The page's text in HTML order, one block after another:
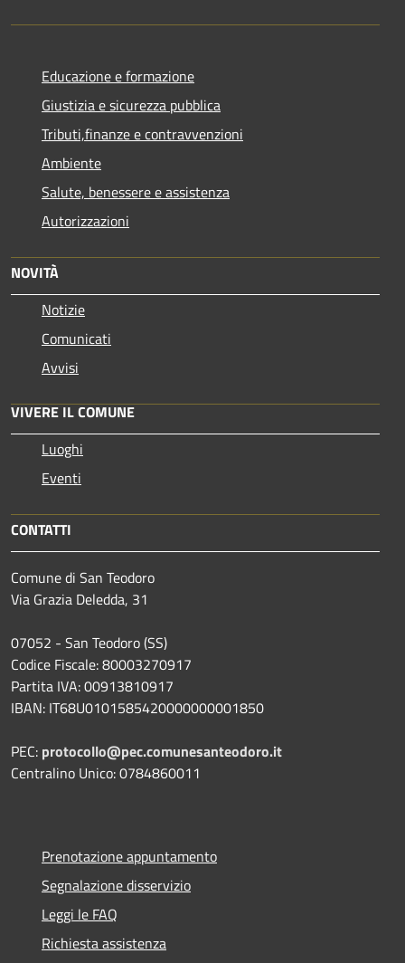
Educazione e formazione
Giustizia e sicurezza pubblica
Tributi,finanze e contravvenzioni
Ambiente
Salute, benessere e assistenza
Autorizzazioni
NOVITÀ
Notizie
Comunicati
Avvisi
VIVERE IL COMUNE
Luoghi
Eventi
CONTATTI
Comune di San Teodoro
Via Grazia Deledda, 31
07052 - San Teodoro (SS)
Codice Fiscale: 80003270917
Partita IVA: 00913810917
IBAN: IT68U0101585420000000001850
PEC: protocollo@pec.comunesanteodoro.it
Centralino Unico: 0784860011
Prenotazione appuntamento
Segnalazione disservizio
Leggi le FAQ
Richiesta assistenza